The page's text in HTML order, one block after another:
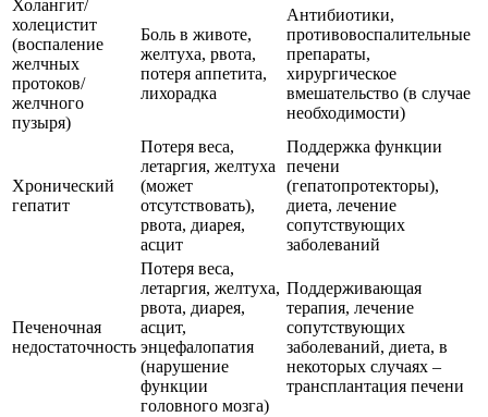
Холангит/
холецистит
(воспаление
желчных
протоков/
желчного
пузыря)
Боль в животе,
желтуха, рвота,
потеря аппетита,
лихорадка
Антибиотики,
противовоспалительные
препараты,
хирургическое
вмешательство (в случае
необходимости)
Хронический
гепатит
Потеря веса,
летаргия, желтуха
(может
отсутствовать),
рвота, диарея,
асцит
Поддержка функции
печени
(гепатопротекторы),
диета, лечение
сопутствующих
заболеваний
Печеночная
недостаточность
Потеря веса,
летаргия, желтуха,
рвота, диарея,
асцит,
энцефалопатия
(нарушение
функции
головного мозга)
Поддерживающая
терапия, лечение
сопутствующих
заболеваний, диета, в
некоторых случаях –
трансплантация печени